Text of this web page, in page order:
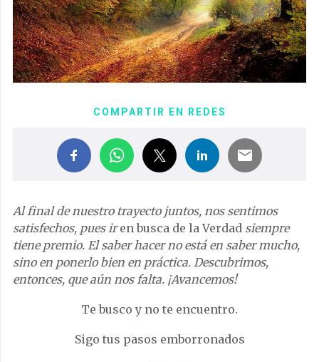
COMPARTIR EN REDES
Al final de nuestro trayecto juntos, nos sentimos
satisfechos, pues iren busca de la Verdad siempre
tiene premio. El saber hacer no está en saber mucho,
sino en ponerlo bien en práctica. Descubrimos,
entonces, que aún nos falta. ¡Avancemos!
Te busco y no te encuentro.
Sigo tus pasos emborronados